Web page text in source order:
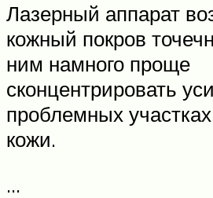
Лазерный аппарат
кожный покров
ним намного проще
сконцентрировать
проблемных
кожи.
…